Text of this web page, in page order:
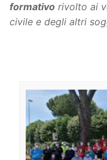
formativo rivolto ai
civile e degli altri